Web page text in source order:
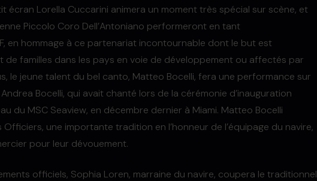
écran Lorella Cuccarini animera un moment très spécial sur scène, et
Piccolo Coro Dell’Antoniano performeront en tant
en hommage à ce partenariat incontournable dont le but est
de familles dans les pays en voie de développement ou affectés par
le jeune talent du bel canto, Matteo Bocelli, fera une performance sur
Bocelli, qui avait chanté lors de la cérémonie d’inauguration
du MSC Seaview, en décembre dernier à Miami. Matteo Bocelli
une importante tradition en l’honneur de l’équipage du navire,
pour leur dévouement.
officiels, Sophia Loren, marraine du navire, coupera le traditionnel